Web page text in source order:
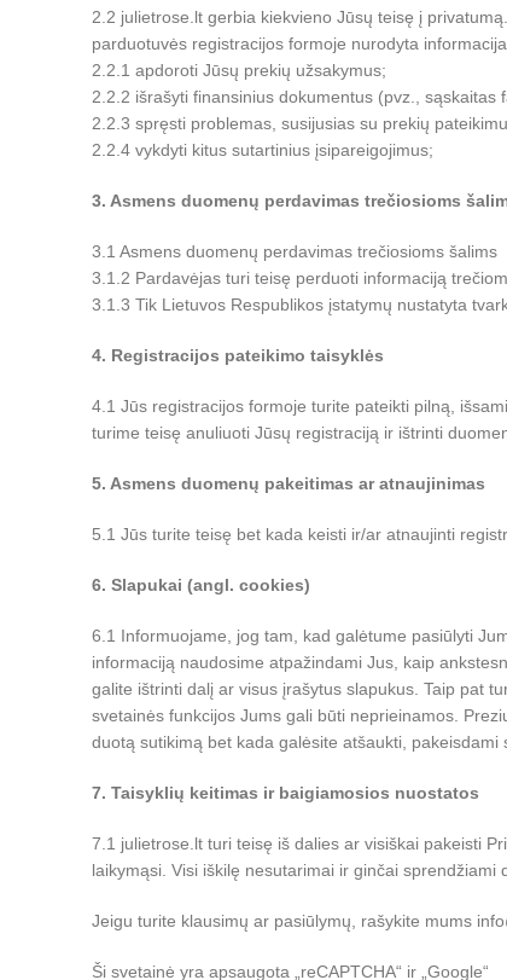
2.2 julietrose.lt gerbia kiekvieno Jūsų teisę į
parduotuvės registracijos formoje nurodyta
2.2.1 apdoroti Jūsų prekių užsakymus;
2.2.2 išrašyti finansinius dokumentus (pvz., sąskaitas
2.2.3 spręsti problemas, susijusias su prekių
2.2.4 vykdyti kitus sutartinius įsipareigojimus;
3. Asmens duomenų perdavimas trečiosioms
3.1 Asmens duomenų perdavimas trečiosioms šalims
3.1.2 Pardavėjas turi teisę perduoti informaciją
3.1.3 Tik Lietuvos Respublikos įstatymų nustatyta
4. Registracijos pateikimo taisyklės
4.1 Jūs registracijos formoje turite pateikti pilną,
turime teisę anuliuoti Jūsų registraciją ir ištrinti
5. Asmens duomenų pakeitimas ar atnaujinimas
5.1 Jūs turite teisę bet kada keisti ir/ar atnaujinti
6. Slapukai (angl. cookies)
6.1 Informuojame, jog tam, kad galėtume pasiūlyti
informaciją naudosime atpažindami Jus, kaip
galite ištrinti dalį ar visus įrašytus slapukus. Taip pat
svetainės funkcijos Jums gali būti neprieinamos.
duotą sutikimą bet kada galėsite atšaukti,
7. Taisyklių keitimas ir baigiamosios nuostatos
7.1 julietrose.lt turi teisę iš dalies ar visiškai pakeisti
laikymąsi. Visi iškilę nesutarimai ir ginčai
Jeigu turite klausimų ar pasiūlymų, rašykite mums
Ši svetainė yra apsaugota „reCAPTCHA“ ir „Google“